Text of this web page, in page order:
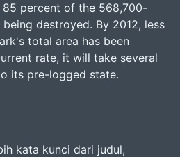
percent of the 568,700-
destroyed. By 2012, less
total area has been
rate, it will take several
its pre-logged state.
kata kunci dari judul,